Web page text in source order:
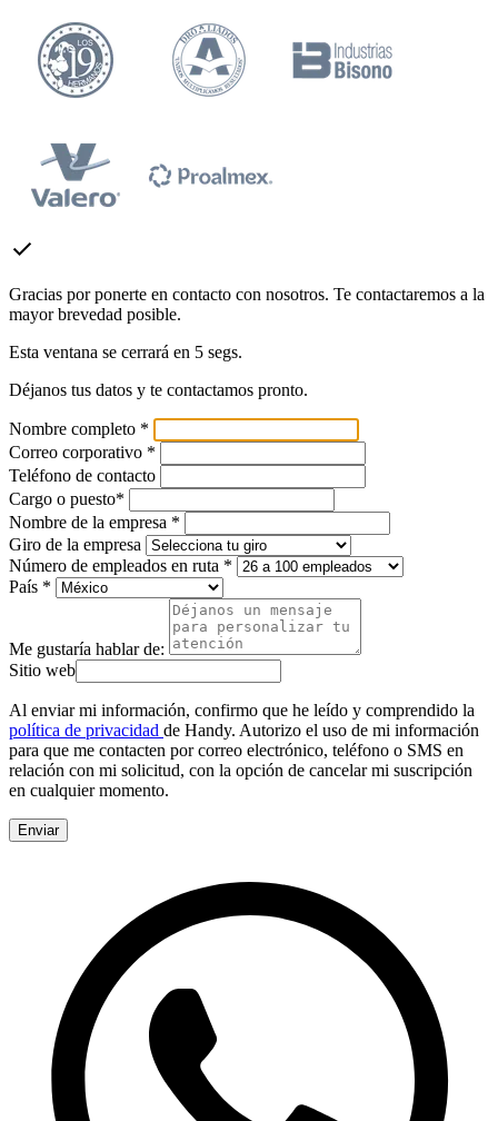
check
Gracias por ponerte en contacto con nosotros. Te contactaremos a la
mayor brevedad posible.
Esta ventana se cerrará en 5 segs.
Déjanos tus datos y te contactamos pronto.
Nombre completo *
Correo corporativo *
Teléfono de contacto
Cargo o puesto*
Nombre de la empresa *
Giro de la empresa
Número de empleados en ruta *
País *
Me gustaría hablar de:
Sitio web
Al enviar mi información, confirmo que he leído y comprendido la
política de privacidad de Handy. Autorizo el uso de mi información
para que me contacten por correo electrónico, teléfono o SMS en
relación con mi solicitud, con la opción de cancelar mi suscripción
en cualquier momento.
Enviar